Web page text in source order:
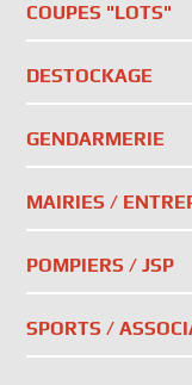
COUPES "LOTS"
DESTOCKAGE
GENDARMERIE
MAIRIES /
POMPIERS / JSP
SPORTS /